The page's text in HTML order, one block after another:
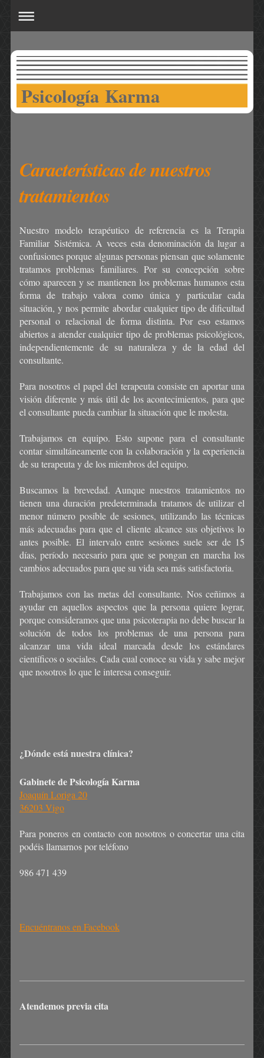
Psicología Karma
Características de nuestros
tratamientos
Nuestro modelo terapéutico de referencia es la Terapia
Familiar Sistémica. A veces esta denominación da lugar a
confusiones porque algunas personas piensan que solamente
tratamos problemas familiares. Por su concepción sobre
cómo aparecen y se mantienen los problemas humanos esta
forma de trabajo valora como única y particular cada
situación, y nos permite abordar cualquier tipo de dificultad
personal o relacional de forma distinta. Por eso estamos
abiertos a atender cualquier tipo de problemas psicológicos,
independientemente de su naturaleza y de la edad del
consultante.
Para nosotros el papel del terapeuta consiste en aportar una
visión diferente y más útil de los acontecimientos, para que
el consultante pueda cambiar la situación que le molesta.
Trabajamos en equipo. Esto supone para el consultante
contar simultáneamente con la colaboración y la experiencia
de su terapeuta y de los miembros del equipo.
Buscamos la brevedad. Aunque nuestros tratamientos no
tienen una duración predeterminada tratamos de utilizar el
menor número posible de sesiones, utilizando las técnicas
más adecuadas para que el cliente alcance sus objetivos lo
antes posible. El intervalo entre sesiones suele ser de 15
días, período necesario para que se pongan en marcha los
cambios adecuados para que su vida sea más satisfactoria.
Trabajamos con las metas del consultante. Nos ceñimos a
ayudar en aquellos aspectos que la persona quiere lograr,
porque consideramos que una psicoterapia no debe buscar la
solución de todos los problemas de una persona para
alcanzar una vida ideal marcada desde los estándares
científicos o sociales. Cada cual conoce su vida y sabe mejor
que nosotros lo que le interesa conseguir.
¿Dónde está nuestra clínica?
Gabinete de Psicología Karma
Joaquín Loriga 20
36203 Vigo
Para poneros en contacto con nosotros o concertar una cita
podéis llamarnos por teléfono
986 471 439
Encuéntranos en Facebook
Atendemos previa cita